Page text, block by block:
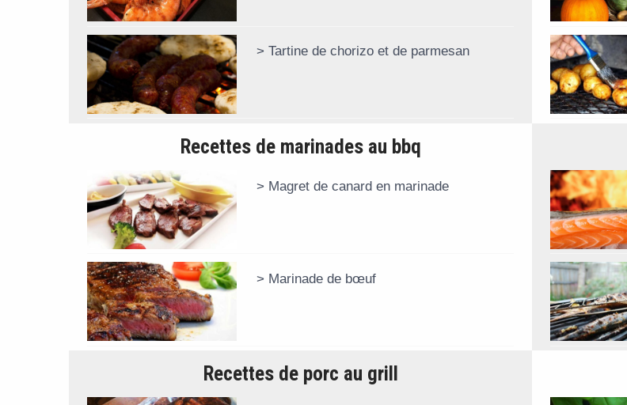
Tartine de chorizo et de parmesan
Recettes de marinades au bbq
Magret de canard en marinade
Marinade de bœuf
Recettes de porc au grill